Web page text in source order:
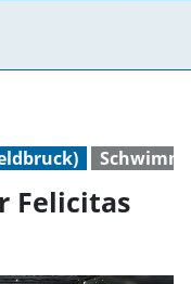
Felicitas